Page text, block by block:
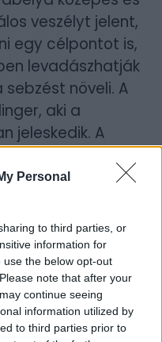
Personal
to third parties, or
information for
the below opt-out
note that after your
continue seeing
information utilized by
to third parties prior to
veszélyt jelent,
egy célpontot is,
levadászhatják
növeli. A
aki a
jeleskedik. A
a Greed amolyan
egy jól őrzött
Claim
pusztítós
vagy több